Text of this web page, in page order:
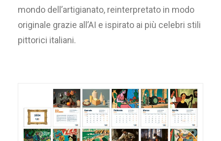
mondo dell’artigianato, reinterpretato in modo
originale grazie all’AI e ispirato ai più celebri stili
pittorici italiani.